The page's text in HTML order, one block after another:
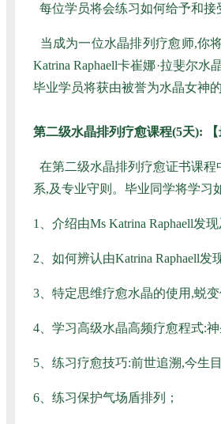
每位学员将会练习如何给予和
当成为一位水晶排列疗愈师,你
Katrina Raphaell卡崔娜·拉斐尔水
毕业学员将获由被誉为水晶女神的
第二级水晶排列疗愈课程(5天): 【
在第二级水晶排列疗愈证书课
系,及专业守则。毕业同学将学习
1、介绍由Ms Katrina Raphaell发
2、如何辨认由Katrina Raphaell发
3、特定思维疗愈水晶的使用,蜕变
4、学习高级水晶高频疗愈程式:
5、练习疗愈技巧:前世追溯,今生
6、练习保护气场盾排列；